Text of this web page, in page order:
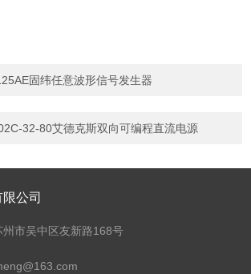
固纬任意波形信号发生器
32-80艾德克斯双向可编程直流电源
公司
市吴中区友新路168号